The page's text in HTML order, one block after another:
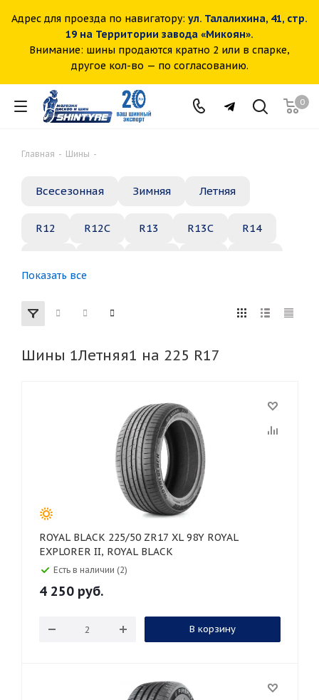
Адрес для проезда по навигатору: ул. Талалихина, 41, стр.
19 на Территории завода «Микоян».
Внимание: шины продаются кратно 2 или в спарке,
другое кол-во — по согласованию.
0
Главная - Шины -
Всесезонная Зимняя Летняя
R12 R12C R13 R13C R14
R22
155 165 185 195
285 295
40 45 45
55 70
Показать все
Шины 1Летняя1 на 225 R17
ROYAL BLACK 225/50 ZR17 XL 98Y ROYAL
EXPLORER II, ROYAL BLACK
Есть в наличии (2)
4 250 руб.
В корзину